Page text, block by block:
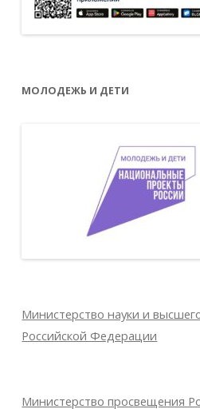
МОЛОДЕЖЬ И ДЕТИ
Министерство науки и
Российской Федерации
Министерство просвещения